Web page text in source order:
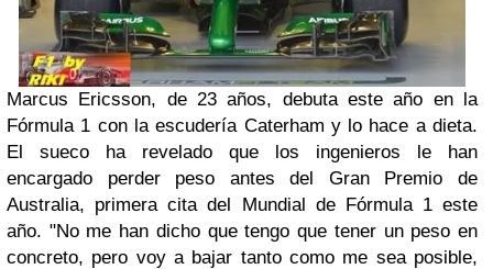
Marcus Ericsson, de 23 años, debuta este año en la
Fórmula 1 con la escudería Caterham y lo hace a dieta.
El sueco ha revelado que los ingenieros le han
encargado perder peso antes del Gran Premio de
Australia, primera cita del Mundial de Fórmula 1 este
año. "No me han dicho que tengo que tener un peso en
concreto, pero voy a bajar tanto como me sea posible,